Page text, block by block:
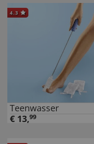
4.3
Teenwasser
€ 13,99